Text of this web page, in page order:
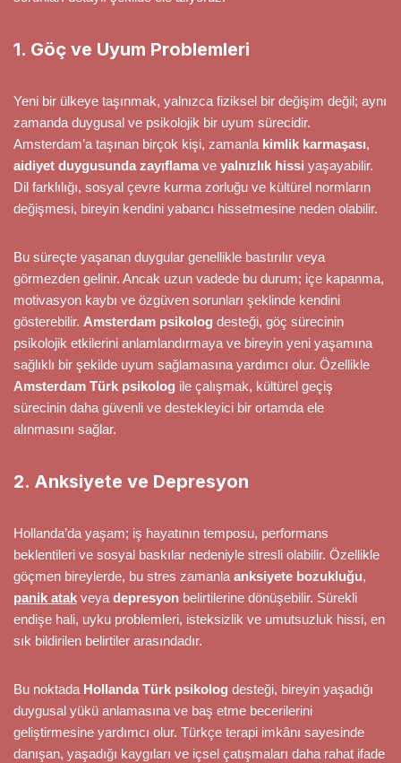
1. Göç ve Uyum Problemleri
Yeni bir ülkeye taşınmak, yalnızca fiziksel bir değişim değil; aynı
zamanda duygusal ve psikolojik bir uyum sürecidir.
Amsterdam’a taşınan birçok kişi, zamanla kimlik karmaşası,
aidiyet duygusunda zayıflamave yalnızlık hissi yaşayabilir.
Dil farklılığı, sosyal çevre kurma zorluğu ve kültürel normların
değişmesi, bireyin kendini yabancı hissetmesine neden olabilir.
Bu süreçte yaşanan duygular genellikle bastırılır veya
görmezden gelinir. Ancak uzun vadede bu durum; içe kapanma,
motivasyon kaybı ve özgüven sorunları şeklinde kendini
gösterebilir. Amsterdam psikolog desteği, göç sürecinin
psikolojik etkilerini anlamlandırmaya ve bireyin yeni yaşamına
sağlıklı bir şekilde uyum sağlamasına yardımcı olur. Özellikle
Amsterdam Türk psikolog ile çalışmak, kültürel geçiş
sürecinin daha güvenli ve destekleyici bir ortamda ele
alınmasını sağlar.
2. Anksiyete ve Depresyon
Hollanda’da yaşam; iş hayatının temposu, performans
beklentileri ve sosyal baskılar nedeniyle stresli olabilir. Özellikle
göçmen bireylerde, bu stres zamanlaanksiyete bozukluğu,
panik atak veyadepresyon belirtilerine dönüşebilir. Sürekli
endişe hali, uyku problemleri, isteksizlik ve umutsuzluk hissi, en
sık bildirilen belirtiler arasındadır.
Bu noktada Hollanda Türk psikolog desteği, bireyin yaşadığı
duygusal yükü anlamasına ve baş etme becerilerini
geliştirmesine yardımcı olur. Türkçe terapi imkânı sayesinde
danışan, yaşadığı kaygıları ve içsel çatışmaları daha rahat ifade